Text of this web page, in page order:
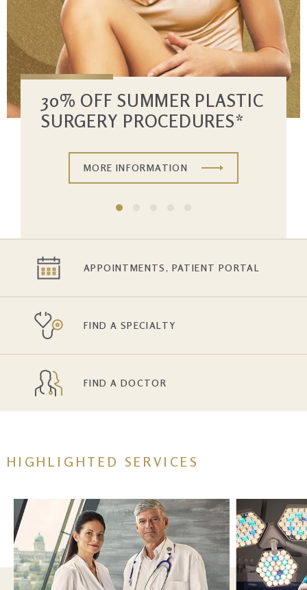
30% OFF SUMMER PLASTIC
SURGERY PROCEDURES*
MORE INFORMATION
APPOINTMENTS, PATIENT PORTAL
FIND A SPECIALTY
FIND A DOCTOR
HIGHLIGHTED SERVICES
Kép Image